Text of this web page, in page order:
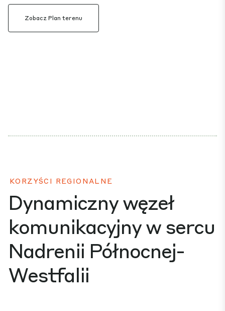
Zobacz Plan terenu
KORZYŚCI REGIONALNE
Dynamiczny węzeł
komunikacyjny w sercu
Nadrenii Północnej-
Westfalii